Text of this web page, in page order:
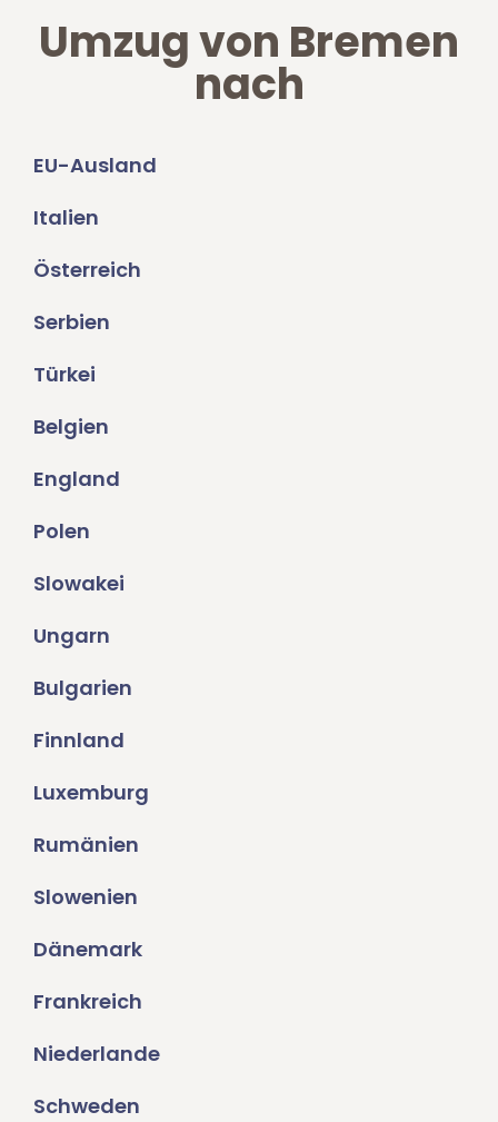
Umzug von Bremen
nach
EU-Ausland
Italien
Österreich
Serbien
Türkei
Belgien
England
Polen
Slowakei
Ungarn
Bulgarien
Finnland
Luxemburg
Rumänien
Slowenien
Dänemark
Frankreich
Niederlande
Schweden